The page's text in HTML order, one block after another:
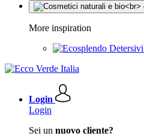
More inspiration
Login
Login
Sei un nuovo cliente?